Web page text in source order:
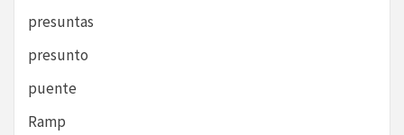
presuntas
presunto
puente
Ramp